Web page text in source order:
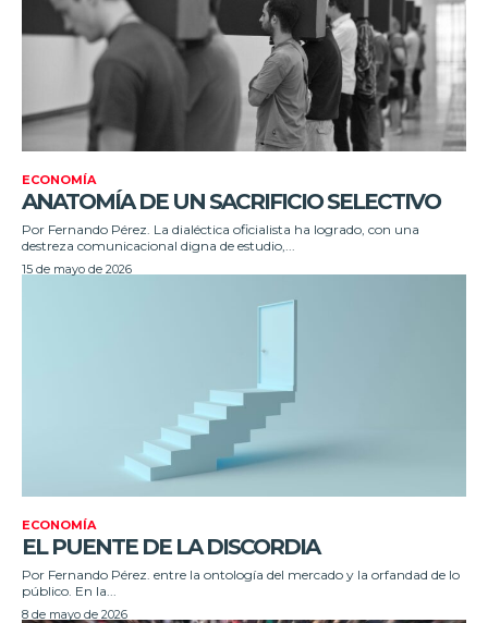
ECONOMÍA
ANATOMÍA DE UN SACRIFICIO SELECTIVO
Por Fernando Pérez. La dialéctica oficialista ha logrado, con una
destreza comunicacional digna de estudio,...
15 de mayo de 2026
ECONOMÍA
EL PUENTE DE LA DISCORDIA
Por Fernando Pérez. entre la ontología del mercado y la orfandad de lo
público. En la...
8 de mayo de 2026